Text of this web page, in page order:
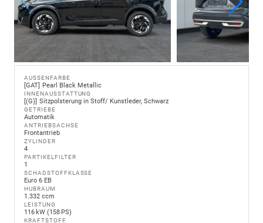
AUSSENFARBE
GAT Pearl Black Metallic
INNENAUSSTATTUNG
(G) Sitzpolsterung in Stoff/ Kunstleder, Schwarz
GETRIEBE
Automatik
ANTRIEBSACHSE
Frontantrieb
ZYLINDER
4
PARTIKELFILTER
1
SCHADSTOFFKLASSE
Euro 6 EB
HUBRAUM
1.332 ccm
LEISTUNG
116 kW (158 PS)
KRAFTSTOFF